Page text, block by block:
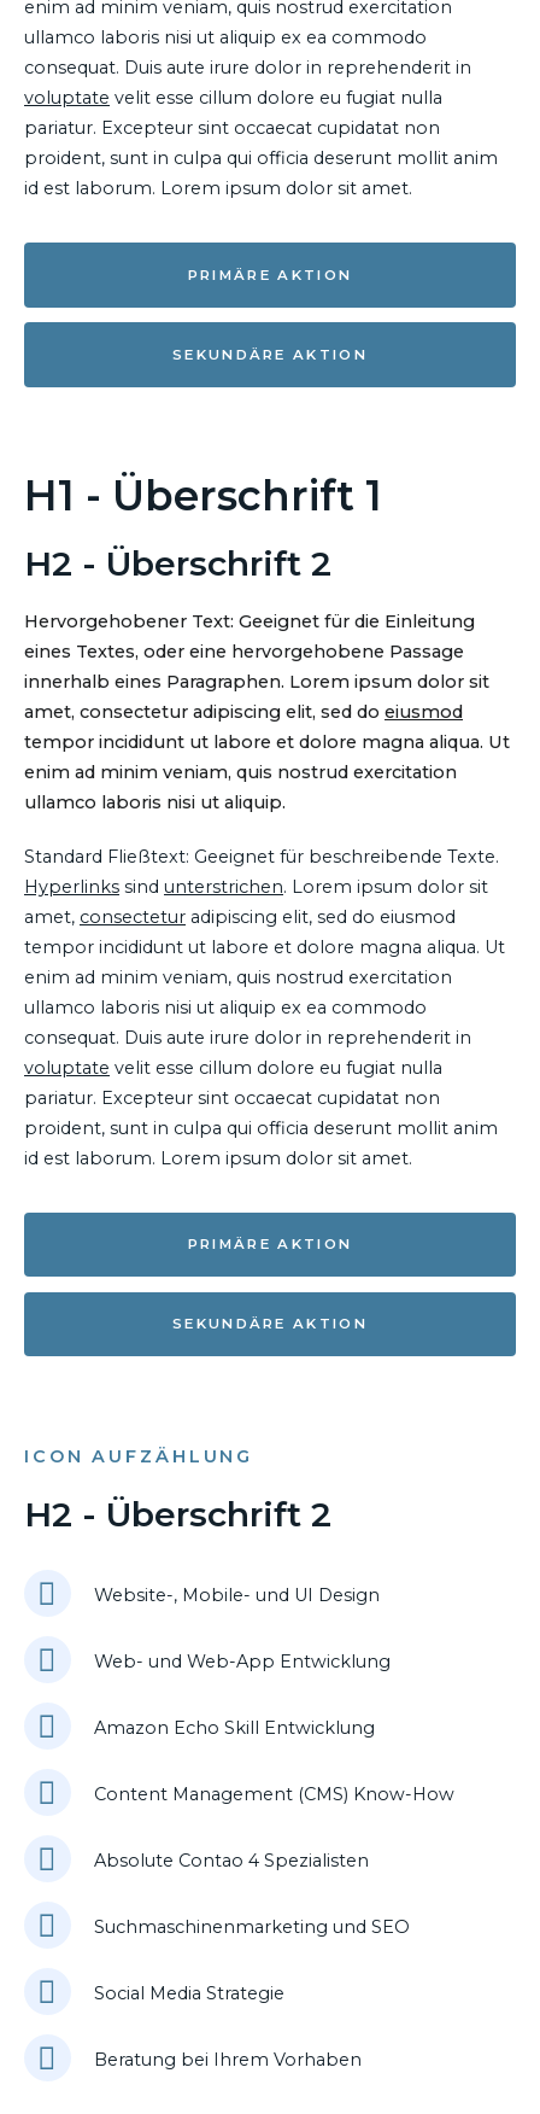
enim ad minim veniam, quis nostrud exercitation
ullamco laboris nisi ut aliquip ex ea commodo
consequat. Duis aute irure dolor in reprehenderit in
voluptate velit esse cillum dolore eu fugiat nulla
pariatur. Excepteur sint occaecat cupidatat non
proident, sunt in culpa qui officia deserunt mollit anim
id est laborum. Lorem ipsum dolor sit amet.
PRIMÄRE AKTION
SEKUNDÄRE AKTION
H1 - Überschrift 1
H2 - Überschrift 2
Hervorgehobener Text: Geeignet für die Einleitung
eines Textes, oder eine hervorgehobene Passage
innerhalb eines Paragraphen. Lorem ipsum dolor sit
amet, consectetur adipiscing elit, sed do eiusmod
tempor incididunt ut labore et dolore magna aliqua. Ut
enim ad minim veniam, quis nostrud exercitation
ullamco laboris nisi ut aliquip.
Standard Fließtext: Geeignet für beschreibende Texte.
Hyperlinks sind unterstrichen. Lorem ipsum dolor sit
amet, consectetur adipiscing elit, sed do eiusmod
tempor incididunt ut labore et dolore magna aliqua. Ut
enim ad minim veniam, quis nostrud exercitation
ullamco laboris nisi ut aliquip ex ea commodo
consequat. Duis aute irure dolor in reprehenderit in
voluptate velit esse cillum dolore eu fugiat nulla
pariatur. Excepteur sint occaecat cupidatat non
proident, sunt in culpa qui officia deserunt mollit anim
id est laborum. Lorem ipsum dolor sit amet.
PRIMÄRE AKTION
SEKUNDÄRE AKTION
ICON AUFZÄHLUNG
H2 - Überschrift 2
Website-, Mobile- und UI Design
Web- und Web-App Entwicklung
Amazon Echo Skill Entwicklung
Content Management (CMS) Know-How
Absolute Contao 4 Spezialisten
Suchmaschinenmarketing und SEO
Social Media Strategie
Beratung bei Ihrem Vorhaben